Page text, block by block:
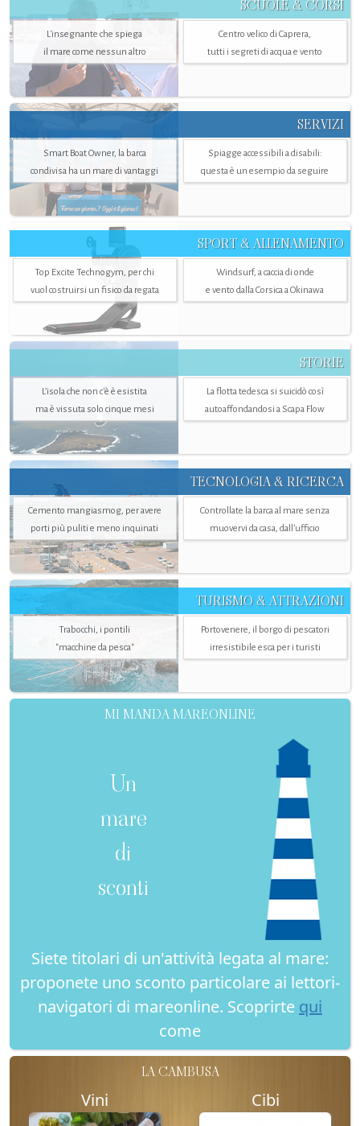
SCUOLE & CORSI
L'insegnante che spiega
il mare come nessun altro
Centro velico di Caprera,
tutti i segreti di acqua e vento
SERVIZI
Smart Boat Owner, la barca
condivisa ha un mare di vantaggi
Spiagge accessibili a disabili:
questa è un esempio da seguire
SPORT & ALLENAMENTO
Top Excite Technogym, per chi
vuol costruirsi un fisico da regata
Windsurf, a caccia di onde
e vento dalla Corsica a Okinawa
STORIE
L’isola che non c'è è esistita
ma è vissuta solo cinque mesi
La flotta tedesca si suicidò così
autoaffondandosi a Scapa Flow
TECNOLOGIA & RICERCA
Cemento mangiasmog, per avere
porti più puliti e meno inquinati
Controllate la barca al mare senza
muovervi da casa, dall’ufficio
TURISMO & ATTRAZIONI
Trabocchi, i pontili
"macchine da pesca"
Portovenere, il borgo di pescatori
irresistibile esca per i turisti
MI MANDA MAREONLINE
Un
mare
di
sconti
Siete titolari di un'attività legata al mare:
proponete uno sconto particolare ai lettori-
navigatori di mareonline. Scoprirte qui
come
LA CAMBUSA
Vini Cibi